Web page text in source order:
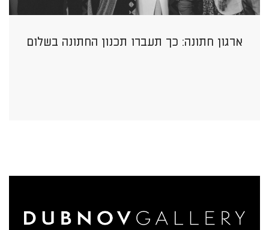
ארגון חתונה: כך תעברו תכנון החתונה בשלום